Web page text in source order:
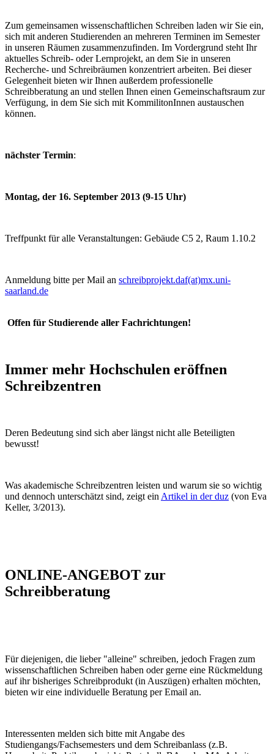
Zum gemeinsamen wissenschaftlichen Schreiben laden wir Sie ein,
sich mit anderen Studierenden an mehreren Terminen im Semester
in unseren Räumen zusammenzufinden. Im Vordergrund steht Ihr
aktuelles Schreib- oder Lernprojekt, an dem Sie in unseren
Recherche- und Schreibräumen konzentriert arbeiten. Bei dieser
Gelegenheit bieten wir Ihnen außerdem professionelle
Schreibberatung an und stellen Ihnen einen Gemeinschaftsraum zur
Verfügung, in dem Sie sich mit KommilitonInnen austauschen
können.
nächster Termin:
Montag, der 16. September 2013 (9-15 Uhr)
Treffpunkt für alle Veranstaltungen: Gebäude C5 2, Raum 1.10.2
Anmeldung bitte per Mail an schreibprojekt.daf(at)mx.uni-
saarland.de
Offen für Studierende aller Fachrichtungen!
Immer mehr Hochschulen eröffnen
Schreibzentren
Deren Bedeutung sind sich aber längst nicht alle Beteiligten
bewusst!
Was akademische Schreibzentren leisten und warum sie so wichtig
und dennoch unterschätzt sind, zeigt ein Artikel in der duz (von Eva
Keller, 3/2013).
ONLINE-ANGEBOT zur
Schreibberatung
Für diejenigen, die lieber "alleine" schreiben, jedoch Fragen zum
wissenschaftlichen Schreiben haben oder gerne eine Rückmeldung
auf ihr bisheriges Schreibprodukt (in Auszügen) erhalten möchten,
bieten wir eine individuelle Beratung per Email an.
Interessenten melden sich bitte mit Angabe des
Studiengangs/Fachsemesters und dem Schreibanlass (z.B.